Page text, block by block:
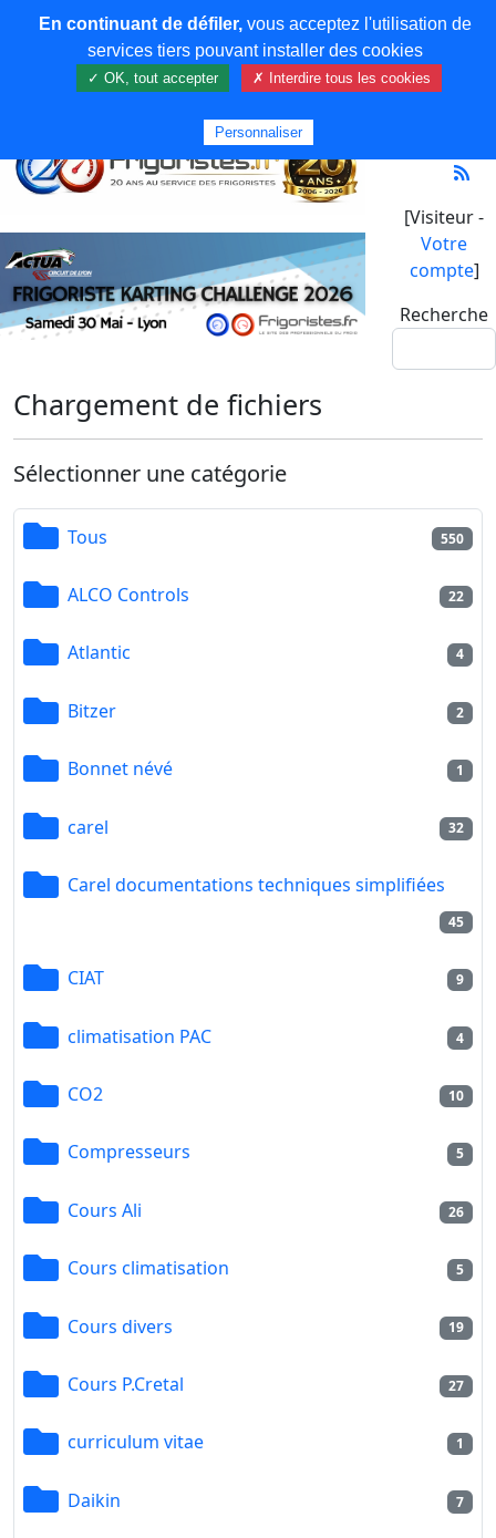
[Visiteur -
Votre
compte]
Recherche
Chargement de fichiers
Sélectionner une catégorie
Tous 550
ALCO Controls 22
Atlantic 4
Bitzer 2
Bonnet névé 1
carel 32
Carel documentations techniques simplifiées
45
CIAT 9
climatisation PAC 4
CO2 10
Compresseurs 5
Cours Ali 26
Cours climatisation 5
Cours divers 19
Cours P.Cretal 27
curriculum vitae 1
Daikin 7
En continuant de défiler,vous acceptez l'utilisation de
services tiers pouvant installer des cookies
✓ OK, tout accepter ✗ Interdire tous les cookies
Personnaliser